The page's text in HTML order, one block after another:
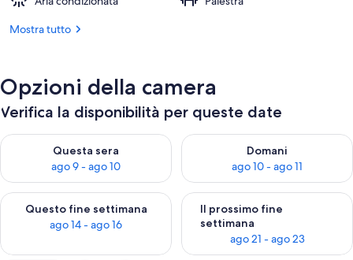
Mostra tutto
Opzioni della camera
Verifica la disponibilità per queste date
Questa sera
ago 9 - ago 10
Verifica la disponibilità per questa sera, ago 9 - ago 10
Domani
ago 10 - ago 11
Verifica la disponibilità per
Questo fine settimana
ago 14 - ago 16
Verifica la disponibilità per questo fine settimana, ago 14 -
Il prossimo fine
settimana
ago 21 - ago 23
Verifica la disponibilità per il